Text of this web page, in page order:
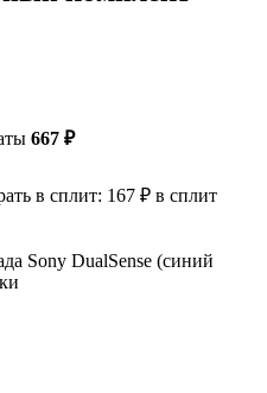
667 ₽
в сплит: 167 ₽ в сплит
Sony DualSense (синий